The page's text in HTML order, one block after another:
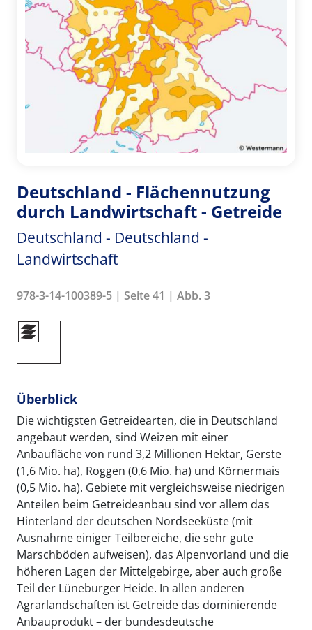
Deutschland - Flächennutzung
durch Landwirtschaft - Getreide
Deutschland - Deutschland -
Landwirtschaft
978-3-14-100389-5 | Seite 41 | Abb. 3
Überblick
Die wichtigsten Getreidearten, die in Deutschland
angebaut werden, sind Weizen mit einer
Anbaufläche von rund 3,2 Millionen Hektar, Gerste
(1,6 Mio. ha), Roggen (0,6 Mio. ha) und Körnermais
(0,5 Mio. ha). Gebiete mit vergleichsweise niedrigen
Anteilen beim Getreideanbau sind vor allem das
Hinterland der deutschen Nordseeküste (mit
Ausnahme einiger Teilbereiche, die sehr gute
Marschböden aufweisen), das Alpenvorland und die
höheren Lagen der Mittelgebirge, aber auch große
Teil der Lüneburger Heide. In allen anderen
Agrarlandschaften ist Getreide das dominierende
Anbauprodukt – der bundesdeutsche